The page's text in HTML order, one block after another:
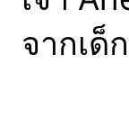
จากเด็